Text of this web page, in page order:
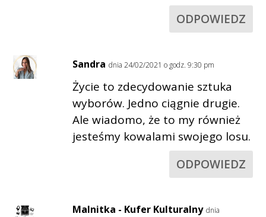
ODPOWIEDZ
Sandra dnia 24/02/2021 o godz. 9:30 pm
Życie to zdecydowanie sztuka
wyborów. Jedno ciągnie drugie.
Ale wiadomo, że to my również
jesteśmy kowalami swojego losu.
ODPOWIEDZ
Malnitka - Kufer Kulturalny dnia